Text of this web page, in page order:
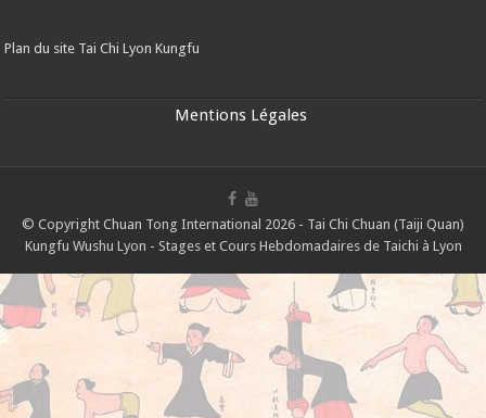
Plan du site Tai Chi Lyon Kungfu
Mentions Légales
© Copyright Chuan Tong International 2026 - Tai Chi Chuan (Taiji Quan)
Kungfu Wushu Lyon - Stages et Cours Hebdomadaires de Taichi à Lyon